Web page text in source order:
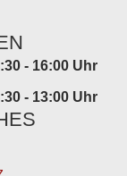
- 16:00 Uhr
- 13:00 Uhr